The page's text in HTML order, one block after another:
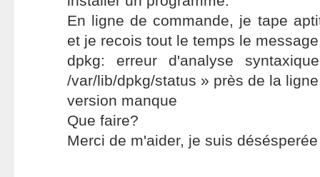
En ligne de commande, je tape
et je recois tout le temps le
dpkg: erreur d'analyse
/var/lib/dpkg/status » près de la
version manque
Que faire?
Merci de m'aider, je suis